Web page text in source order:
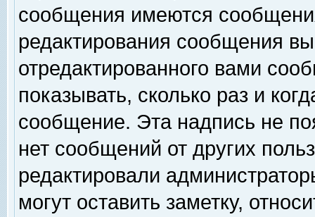
сообщения имеются
редактирования сообщения
отредактированного вами
показывать, сколько раз и
сообщение. Эта надпись не
нет сообщений от других
редактировали
могут оставить заметку,